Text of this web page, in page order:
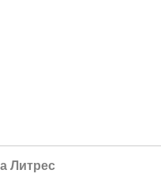
Литрес